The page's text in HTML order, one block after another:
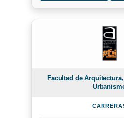
Facultad de